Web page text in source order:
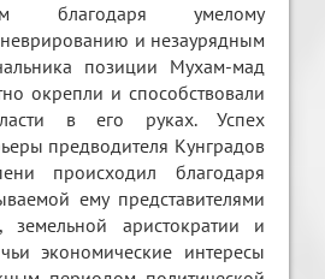
благодаря умелому
и незаурядным
позиции Мухам-мад
окрепли и способствовали
в его руках. Успех
предводителя Кунградов
происходил благодаря
ему представителями
земельной аристократии и
экономические интересы